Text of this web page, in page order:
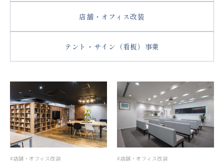
店舗・オフィス改装
テント・サイン（看板）事業
店舗・オフィス改装 店舗・オフィス改装